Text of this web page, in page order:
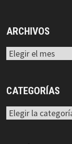
ARCHIVOS
Archivos
CATEGORÍAS
Categorías